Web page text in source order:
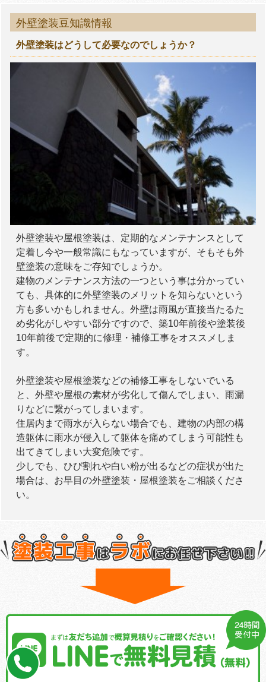
外壁塗装豆知識情報
外壁塗装はどうして必要なのでしょうか？
外壁塗装や屋根塗装は、定期的なメンテナンスとして
定着し今や一般常識にもなっていますが、そもそも外
壁塗装の意味をご存知でしょうか。
建物のメンテナンス方法の一つという事は分かってい
ても、具体的に外壁塗装のメリットを知らないという
方も多いかもしれません。外壁は雨風が直接当たるた
め劣化がしやすい部分ですので、築10年前後や塗装後
10年前後で定期的に修理・補修工事をオススメしま
す。
外壁塗装や屋根塗装などの補修工事をしないでいる
と、外壁や屋根の素材が劣化して傷んでしまい、雨漏
りなどに繋がってしまいます。
住居内まで雨水が入らない場合でも、建物の内部の構
造躯体に雨水が侵入して躯体を痛めてしまう可能性も
出てきてしまい大変危険です。
少しでも、ひび割れや白い粉が出るなどの症状が出た
場合は、お早目の外壁塗装・屋根塗装をご相談くださ
い。